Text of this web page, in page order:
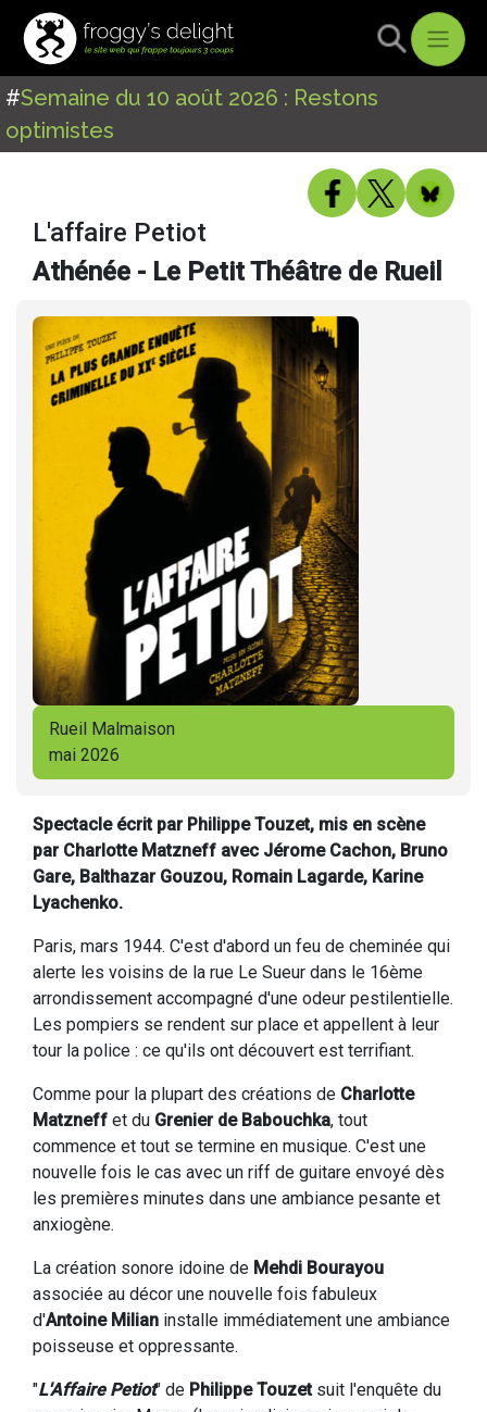
#Semaine du 10 août 2026 : Restons
optimistes
L'affaire Petiot
Athénée - Le Petit Théâtre de Rueil
Rueil Malmaison
mai 2026
Spectacle écrit par Philippe Touzet, mis en scène
par Charlotte Matzneff avec Jérome Cachon, Bruno
Gare, Balthazar Gouzou, Romain Lagarde, Karine
Lyachenko.
Paris, mars 1944. C'est d'abord un feu de cheminée qui
alerte les voisins de la rue Le Sueur dans le 16ème
arrondissement accompagné d'une odeur pestilentielle.
Les pompiers se rendent sur place et appellent à leur
tour la police : ce qu'ils ont découvert est terrifiant.
Comme pour la plupart des créations de Charlotte
Matzneff et du Grenier de Babouchka, tout
commence et tout se termine en musique. C'est une
nouvelle fois le cas avec un riff de guitare envoyé dès
les premières minutes dans une ambiance pesante et
anxiogène.
La création sonore idoine de Mehdi Bourayou
associée au décor une nouvelle fois fabuleux
d'Antoine Milian installe immédiatement une ambiance
poisseuse et oppressante.
"L'Affaire Petiot" de Philippe Touzetsuit l'enquête du